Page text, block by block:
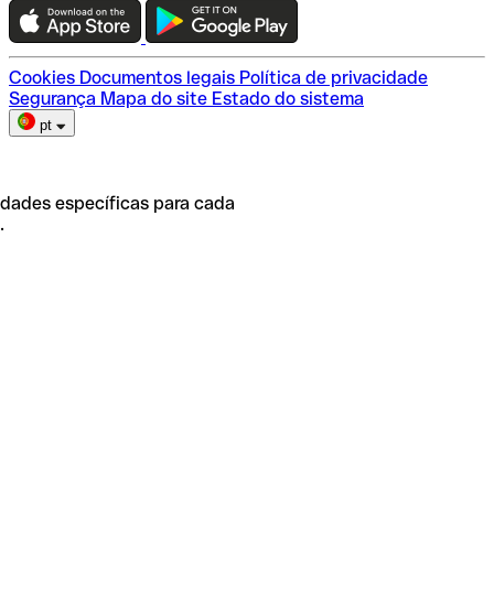
Escolha do plano
Cookies Documentos legais Política de privacidade
Segurança Mapa do site Estado do sistema
pt
específicas para cada